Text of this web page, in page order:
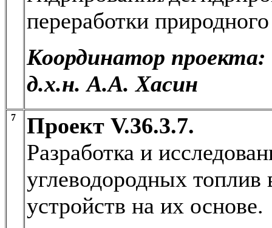
переработки
Координатор проекта:
д.х.н. А.А. Хасин
7
Проект V.36.3.7.
Разработка и
углеводородных топлив
устройств на их основе.